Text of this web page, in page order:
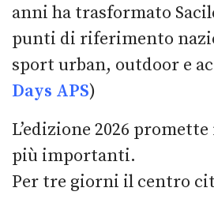
anni ha trasformato
punti di riferimento
sport urban, outdoor e
Days APS)
L’edizione 2026
più importanti.
Per tre giorni il centro